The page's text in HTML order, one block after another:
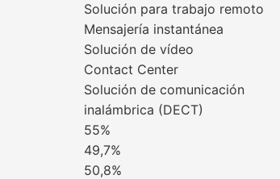
Solución para trabajo remoto
Mensajería instantánea
Solución de vídeo
Contact Center
Solución de comunicación
inalámbrica (DECT)
55%
49,7%
50,8%